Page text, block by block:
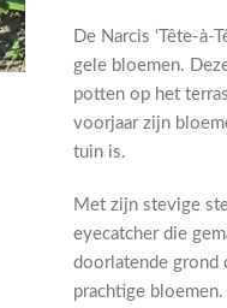
De Narcis ‘Tête-
gele bloemen.
potten op het
voorjaar zijn
tuin is.
Met zijn stevige
eyecatcher die
doorlatende grond
prachtige bloemen.